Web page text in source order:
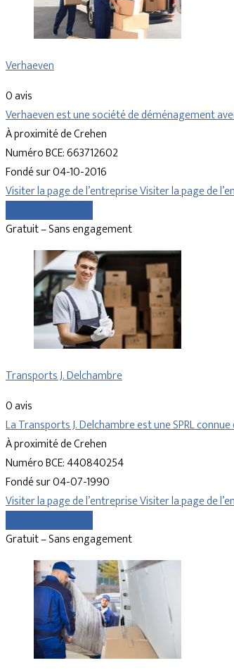
Verhaeven
0 avis
Verhaeven est une société de déménagement
À proximité de Crehen
Numéro BCE: 663712602
Fondé sur 04-10-2016
Visiter la page de l’entrepriseVisiter la page de
Gratuit – Sans engagement
Transports J. Delchambre
0 avis
La Transports J. Delchambre est une SPRL
À proximité de Crehen
Numéro BCE: 440840254
Fondé sur 04-07-1990
Visiter la page de l’entrepriseVisiter la page de
Gratuit – Sans engagement